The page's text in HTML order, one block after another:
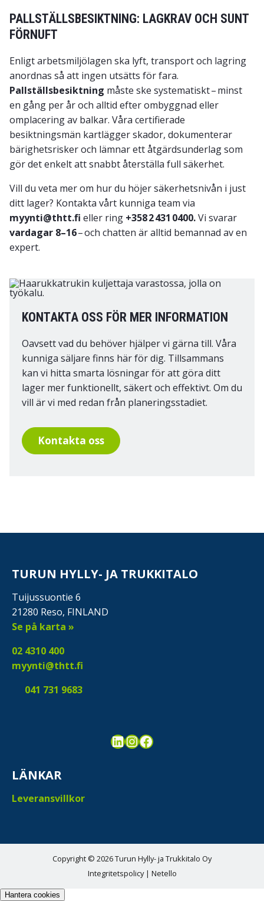
PALLSTÄLLSBESIKTNING: LAGKRAV OCH SUNT
FÖRNUFT
Enligt arbetsmiljölagen ska lyft, transport och lagring
anordnas så att ingen utsätts för fara.
Pallställsbesiktning måste ske systematiskt – minst
en gång per år och alltid efter ombyggnad eller
omplacering av balkar. Våra certifierade
besiktningsmän kartlägger skador, dokumenterar
bärighetsrisker och lämnar ett åtgärdsunderlag som
gör det enkelt att snabbt återställa full säkerhet.
Vill du veta mer om hur du höjer säkerhetsnivån i just
ditt lager? Kontakta vårt kunniga team via
myynti@thtt.fi eller ring +358 2 431 0400.Vi svarar
vardagar 8–16– och chatten är alltid bemannad av en
expert.
KONTAKTA OSS FÖR MER INFORMATION
Oavsett vad du behöver hjälper vi gärna till. Våra
kunniga säljare finns här för dig. Tillsammans
kan vi hitta smarta lösningar för att göra ditt
lager mer funktionellt, säkert och effektivt. Om du
vill är vi med redan från planeringsstadiet.
Kontakta oss
TURUN HYLLY- JA TRUKKITALO
Tuijussuontie 6
21280 Reso, FINLAND
Se på karta »
02 4310 400
myynti@thtt.fi
041 731 9683
LinkedIn
Instagram
Facebook
LÄNKAR
Leveransvillkor
Copyright © 2026 Turun Hylly- ja Trukkitalo Oy
Integritetspolicy| Netello
Hantera cookies